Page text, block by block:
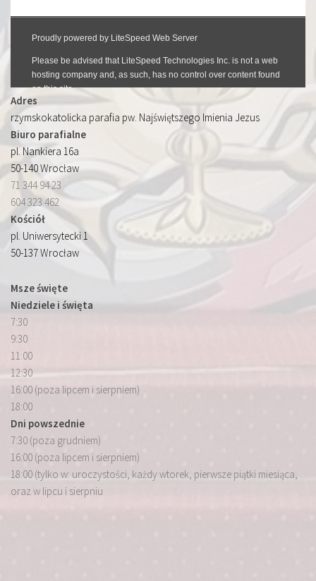
Adres
rzymskokatolicka parafia pw. Najświętszego Imienia Jezus
Biuro parafialne
pl. Nankiera 16a
50-140 Wrocław
71 344 94 23
604 323 462
Kościół
pl. Uniwersytecki 1
50-137 Wrocław
Msze święte
Niedziele i święta
7:30
9:30
11:00
12:30
16:00 (poza lipcem i sierpniem)
18:00
Dni powszednie
7:30 (poza grudniem)
16:00 (poza lipcem i sierpniem)
18:00 (tylko w: uroczystości, każdy wtorek, pierwsze piątki miesiąca,
oraz w lipcu i sierpniu